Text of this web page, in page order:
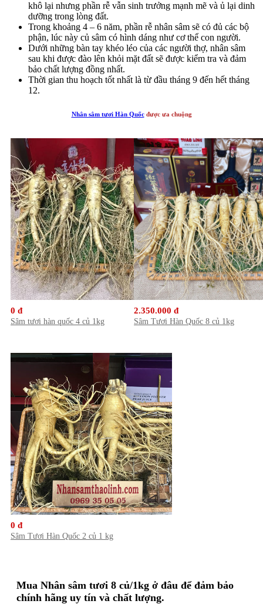
khô lại nhưng phần rễ vẫn sinh trưởng mạnh mẽ và ủ lại dinh
dưỡng trong lòng đất.
Trong khoảng 4 – 6 năm, phần rễ nhân sâm sẽ có đủ các bộ
phận, lúc này củ sâm có hình dáng như cơ thể con người.
Dưới những bàn tay khéo léo của các người thợ, nhân sâm
sau khi được đào lên khỏi mặt đất sẽ được kiểm tra và đảm
bảo chất lượng đồng nhất.
Thời gian thu hoạch tốt nhất là từ đầu tháng 9 đến hết tháng
12.
Nhân sâm tươi Hàn Quốc được ưa chuộng
0 đ
Sâm tươi hàn quốc 4 củ 1kg
2.350.000 đ
Sâm Tươi Hàn Quốc 8 củ 1kg
0 đ
Sâm Tươi Hàn Quốc 2 củ 1 kg
Mua Nhân sâm tươi 8 củ/1kg ở đâu để đảm bảo
chính hãng uy tín và chất lượng.